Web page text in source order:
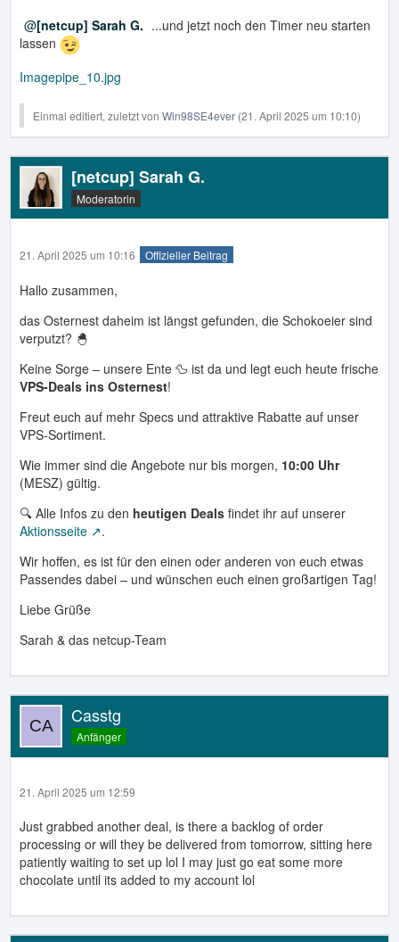
[netcup] Sarah G. ...und jetzt noch den Timer neu starten
lassen
Imagepipe_10.jpg
Einmal editiert, zuletzt von Win98SE4ever (21. April 2025 um 10:10)
[netcup] Sarah G.
Moderatorin
21. April 2025 um 10:16 Offizieller Beitrag
Hallo zusammen,
das Osternest daheim ist längst gefunden, die Schokoeier sind
verputzt? 🐣
Keine Sorge – unsere Ente 🦆 ist da und legt euch heute frische
VPS-Deals ins Osternest!
Freut euch auf mehr Specs und attraktive Rabatte auf unser
VPS-Sortiment.
Wie immer sind die Angebote nur bis morgen, 10:00 Uhr
(MESZ) gültig.
🔍 Alle Infos zu den heutigen Deals findet ihr auf unserer
Aktionsseite
.
Wir hoffen, es ist für den einen oder anderen von euch etwas
Passendes dabei – und wünschen euch einen großartigen Tag!
Liebe Grüße
Sarah & das netcup-Team
Casstg
Anfänger
21. April 2025 um 12:59
Just grabbed another deal, is there a backlog of order
processing or will they be delivered from tomorrow, sitting here
patiently waiting to set up lol I may just go eat some more
chocolate until its added to my account lol